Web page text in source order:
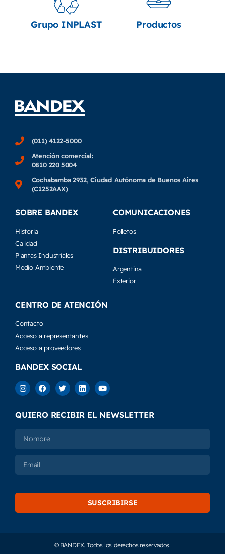
Grupo INPLAST Productos
(011) 4122-5000
Atención comercial:
0810 220 5004
Cochabamba 2932, Ciudad Autónoma de Buenos Aires
(C1252AAX)
SOBRE BANDEX
Historia
Calidad
Plantas Industriales
Medio Ambiente
COMUNICACIONES
Folletos
DISTRIBUIDORES
Argentina
Exterior
CENTRO DE ATENCIÓN
Contacto
Acceso a representantes
Acceso a proveedores
BANDEX SOCIAL
QUIERO RECIBIR EL NEWSLETTER
SUSCRIBIRSE
© BANDEX. Todos los derechos reservados.